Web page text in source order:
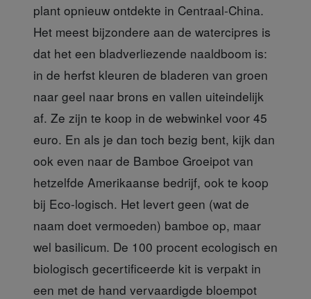
plant opnieuw ontdekte in Centraal-China.
Het meest bijzondere aan de watercipres is
dat het een bladverliezende naaldboom is:
in de herfst kleuren de bladeren van groen
naar geel naar brons en vallen uiteindelijk
af. Ze zijn te koop in de webwinkel voor 45
euro. En als je dan toch bezig bent, kijk dan
ook even naar de Bamboe Groeipot van
hetzelfde Amerikaanse bedrijf, ook te koop
bij Eco-logisch. Het levert geen (wat de
naam doet vermoeden) bamboe op, maar
wel basilicum. De 100 procent ecologisch en
biologisch gecertificeerde kit is verpakt in
een met de hand vervaardigde bloempot